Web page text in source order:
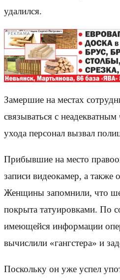
удалился.
РЕКЛАМА
Замершие на местах
связываться с
ухода персонал вызвал
Прибывшие на место
записи видеокамер, а также
Женщины запомнили, что
покрыта татуировками. По
имеющейся информации
вычислили «гангстера» и
Поскольку он уже успел